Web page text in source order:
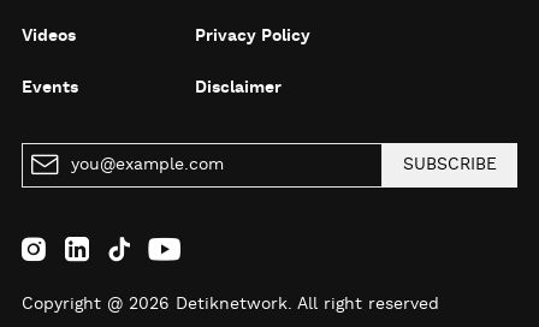
Videos
Events
Privacy Policy
Disclaimer
SUBSCRIBE
Copyright @ 2026 Detiknetwork. All right reserved